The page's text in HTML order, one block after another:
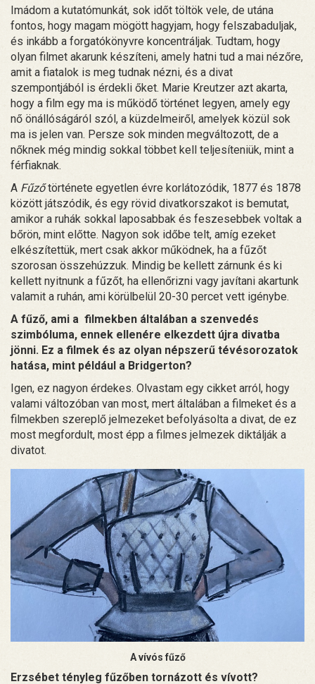
Imádom a kutatómunkát, sok időt töltök vele, de utána
fontos, hogy magam mögött hagyjam, hogy felszabaduljak,
és inkább a forgatókönyvre koncentráljak. Tudtam, hogy
olyan filmet akarunk készíteni, amely hatni tud a mai nézőre,
amit a fiatalok is meg tudnak nézni, és a divat
szempontjából is érdekli őket. Marie Kreutzer azt akarta,
hogy a film egy ma is működő történet legyen, amely egy
nő önállóságáról szól, a küzdelmeiről, amelyek közül sok
ma is jelen van. Persze sok minden megváltozott, de a
nőknek még mindig sokkal többet kell teljesíteniük, mint a
férfiaknak.
A Fűzőtörténete egyetlen évre korlátozódik, 1877 és 1878
között játszódik, és egy rövid divatkorszakot is bemutat,
amikor a ruhák sokkal laposabbak és feszesebbek voltak a
bőrön, mint előtte. Nagyon sok időbe telt, amíg ezeket
elkészítettük, mert csak akkor működnek, ha a fűzőt
szorosan összehúzzuk. Mindig be kellett zárnunk és ki
kellett nyitnunk a fűzőt, ha ellenőrizni vagy javítani akartunk
valamit a ruhán, ami körülbelül 20-30 percet vett igénybe.
A fűző, ami a filmekben általában a szenvedés
szimbóluma, ennek ellenére elkezdett újra divatba
jönni. Ez a filmek és az olyan népszerű tévésorozatok
hatása, mint például a Bridgerton?
Igen, ez nagyon érdekes. Olvastam egy cikket arról, hogy
valami változóban van most, mert általában a filmeket és a
filmekben szereplő jelmezeket befolyásolta a divat, de ez
most megfordult, most épp a filmes jelmezek diktálják a
divatot.
A vívós fűző
Erzsébet tényleg fűzőben tornázott és vívott?